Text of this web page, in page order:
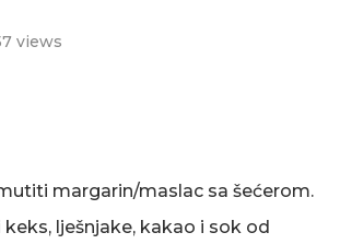
views
margarin/maslac sa šećerom.
lješnjake, kakao i sok od